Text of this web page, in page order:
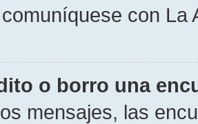
con La
o borro una
mensajes, las